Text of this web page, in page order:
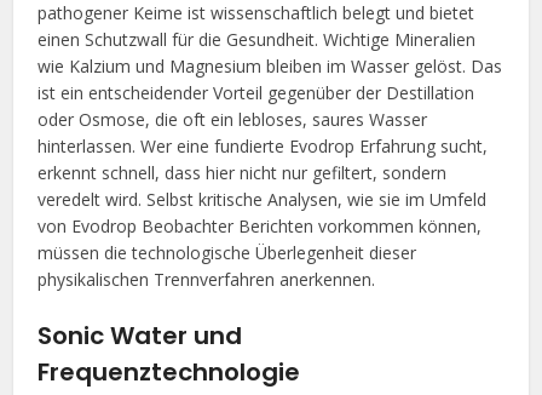
pathogener Keime ist wissenschaftlich belegt und bietet
einen Schutzwall für die Gesundheit. Wichtige Mineralien
wie Kalzium und Magnesium bleiben im Wasser gelöst. Das
ist ein entscheidender Vorteil gegenüber der Destillation
oder Osmose, die oft ein lebloses, saures Wasser
hinterlassen. Wer eine fundierte Evodrop Erfahrung sucht,
erkennt schnell, dass hier nicht nur gefiltert, sondern
veredelt wird. Selbst kritische Analysen, wie sie im Umfeld
von Evodrop Beobachter Berichten vorkommen können,
müssen die technologische Überlegenheit dieser
physikalischen Trennverfahren anerkennen.
Sonic Water und
Frequenztechnologie